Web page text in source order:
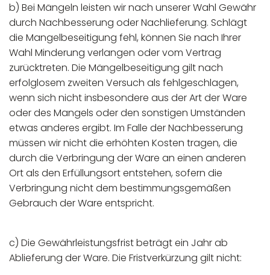
b) Bei Mängeln leisten wir nach unserer Wahl Gewähr
durch Nachbesserung oder Nachlieferung. Schlägt
die Mangelbeseitigung fehl, können Sie nach Ihrer
Wahl Minderung verlangen oder vom Vertrag
zurücktreten. Die Mängelbeseitigung gilt nach
erfolglosem zweiten Versuch als fehlgeschlagen,
wenn sich nicht insbesondere aus der Art der Ware
oder des Mangels oder den sonstigen Umständen
etwas anderes ergibt. Im Falle der Nachbesserung
müssen wir nicht die erhöhten Kosten tragen, die
durch die Verbringung der Ware an einen anderen
Ort als den Erfüllungsort entstehen, sofern die
Verbringung nicht dem bestimmungsgemäßen
Gebrauch der Ware entspricht.
c) Die Gewährleistungsfrist beträgt ein Jahr ab
Ablieferung der Ware. Die Fristverkürzung gilt nicht: